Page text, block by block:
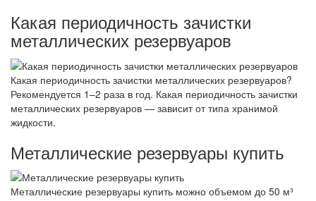
Какая периодичность зачистки
металлических резервуаров
Какая периодичность зачистки металлических резервуаров?
Рекомендуется 1–2 раза в год. Какая периодичность зачистки
металлических резервуаров — зависит от типа хранимой
жидкости.
Металлические резервуары купить
Металлические резервуары купить можно объемом до 50 м³